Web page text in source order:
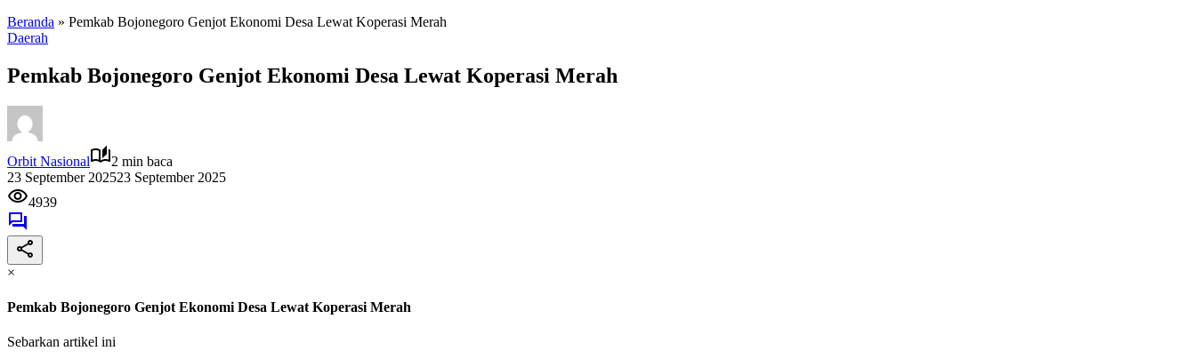
Beranda » Pemkab Bojonegoro Genjot Ekonomi Desa Lewat Koperasi Merah
Daerah
Pemkab Bojonegoro Genjot Ekonomi Desa Lewat Koperasi Merah
Orbit Nasional
2 min baca
23 September 202523 September 2025
4939
×
Pemkab Bojonegoro Genjot Ekonomi Desa Lewat Koperasi Merah
Sebarkan artikel ini